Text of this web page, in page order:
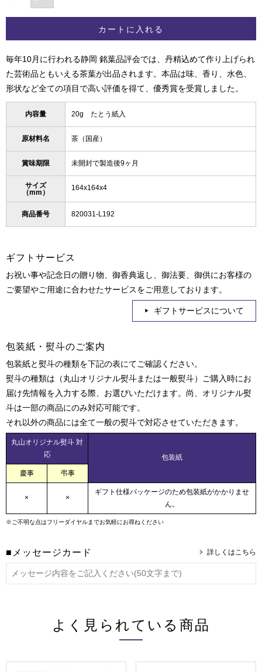
カートに入れる
毎年10月に行われる静岡 銘葉品評会では、丹精込めて作り上げられ
た芸術品ともいえる茶葉が出品されます。本品は味、香り、水色、
形状など全ての項目で高い評価を得て、優秀賞を受賞しました。
内容量 20g たとう紙入
原材料名 茶（国産）
賞味期限 未開封で製造後9ヶ月
サイズ
（mm）
164x164x4
商品番号 820031-L192
ギフトサービス
お祝い事や記念日の贈り物、御香典返し、御法要、御供にお客様の
ご要望やご用途に合わせたサービスをご用意しております。
ギフトサービスについて
包装紙・熨斗のご案内
包装紙と熨斗の種類を下記の表にてご確認ください。
熨斗の種類は（丸山オリジナル熨斗または一般熨斗）ご購入時にお
届け先情報を入力する際、お選びいただけます。尚、オリジナル熨
斗は一部の商品にのみ対応可能です。
それ以外の商品には全て一般の熨斗で対応させていただきます。
丸山オリジナル熨斗 対
応
包装紙
慶事
弔事
× ×
ギフト仕様パッケージのため包装紙がかかりませ
ん。
※ご不明な点はフリーダイヤルまでお気軽にお尋ねください
■メッセージカード
よく見られている商品